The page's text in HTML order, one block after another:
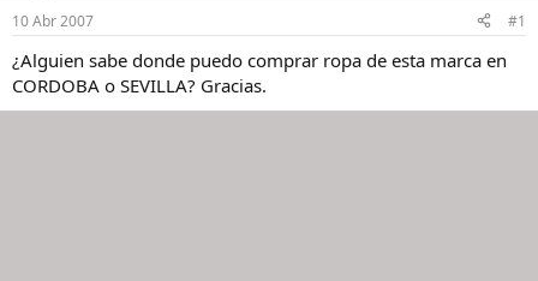
d
e
l
h
i
i
c
i
o
10 Abr 2007 #1
¿Alguien sabe donde puedo comprar ropa de esta marca en
CORDOBA o SEVILLA? Gracias.